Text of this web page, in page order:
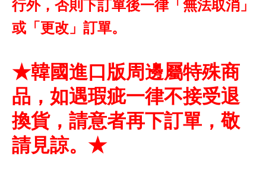
行外，否則下訂單後一律「無法取消」
或「更改」訂單。
★韓國進口版周邊屬特殊商
品，如遇瑕疵一律不接受退
換貨，請意者再下訂單，敬
請見諒。★